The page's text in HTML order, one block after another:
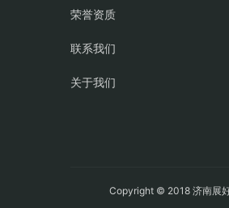
荣誉资质
联系我们
关于我们
Copyright © 2018 济南展